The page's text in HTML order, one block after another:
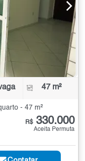
47 m²
- 47 m²
R$ 330.000
Aceita Permuta